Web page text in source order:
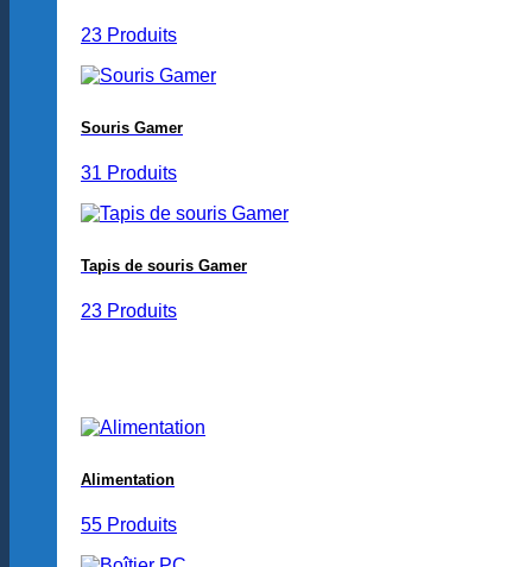
23 Produits
Souris Gamer
31 Produits
Tapis de souris Gamer
23 Produits
Alimentation
55 Produits